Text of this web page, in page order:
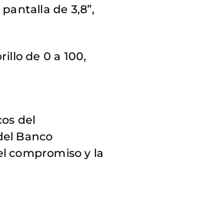
de 3,8”,
de 0 a 100,
del
Banco
compromiso y la